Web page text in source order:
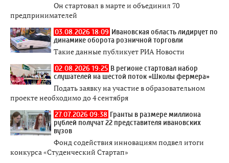
Он стартовал в марте и объединил 70
предпринимателей
03.08.2026 18:09 Ивановская область лидирует по
динамике оборота розничной торговли
Такие данные публикует РИА Новости
02.08.2026 19:25 В регионе стартовал набор
слушателей на шестой поток «Школы фермера»
Подать заявку на участие в образовательном
проекте необходимо до 4 сентября
27.07.2026 09:38 Гранты в размере миллиона
рублей получат 22 представителя ивановских
вузов
Фонд содействия инновациям подвел итоги
конкурса «Студенческий Стартап»